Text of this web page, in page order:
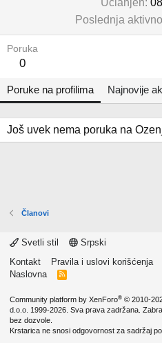
Učlanjen
Poslednja
Poruka
0
Poruke na profilima Najnovije
Još uvek nema poruka na
Članovi
Svetli stil
Srpski
Kontakt
Pravila i uslovi korišćenja
Naslovna
R
Community platform by XenForo® © 2010-
d.o.o. 1999-2026. Sva prava zadržana.
bez dozvole.
Krstarica ne snosi odgovornost za sadržaj